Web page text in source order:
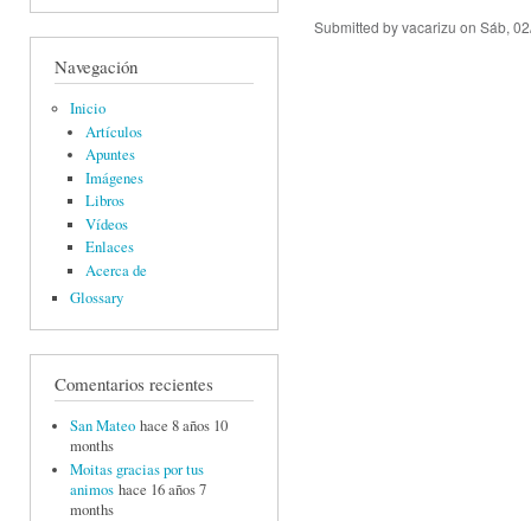
Navegación
Inicio
Artículos
Apuntes
Imágenes
Libros
Vídeos
Enlaces
Acerca de
Glossary
Comentarios recientes
San Mateo hace 8 años 10
months
Moitas gracias por tus
animos hace 16 años 7
months
Submitted byvacarizu on Sáb,